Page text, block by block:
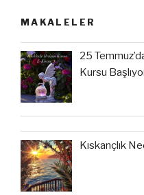
MAKALELER
25
Kursu
Kıskançlık